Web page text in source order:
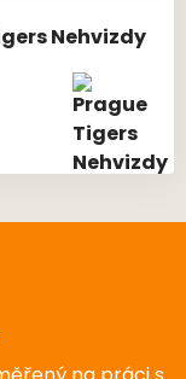
Nehvizdy